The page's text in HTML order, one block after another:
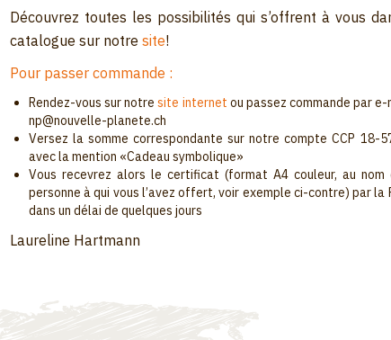
Découvrez toutes les possibilités qui s’offrent à vous
catalogue sur notre site!
Pour passer commande :
Rendez-vous sur notresite internet ou passez commande par
np@nouvelle-planete.ch
Versez la somme correspondante sur notre compte CCP 18-
avec la mention «Cadeau symbolique»
Vous recevrez alors le certificat (format A4 couleur, au nom
personne à qui vous l’avez offert, voir exemple ci-contre) par la
dans un délai de quelques jours
Laureline Hartmann